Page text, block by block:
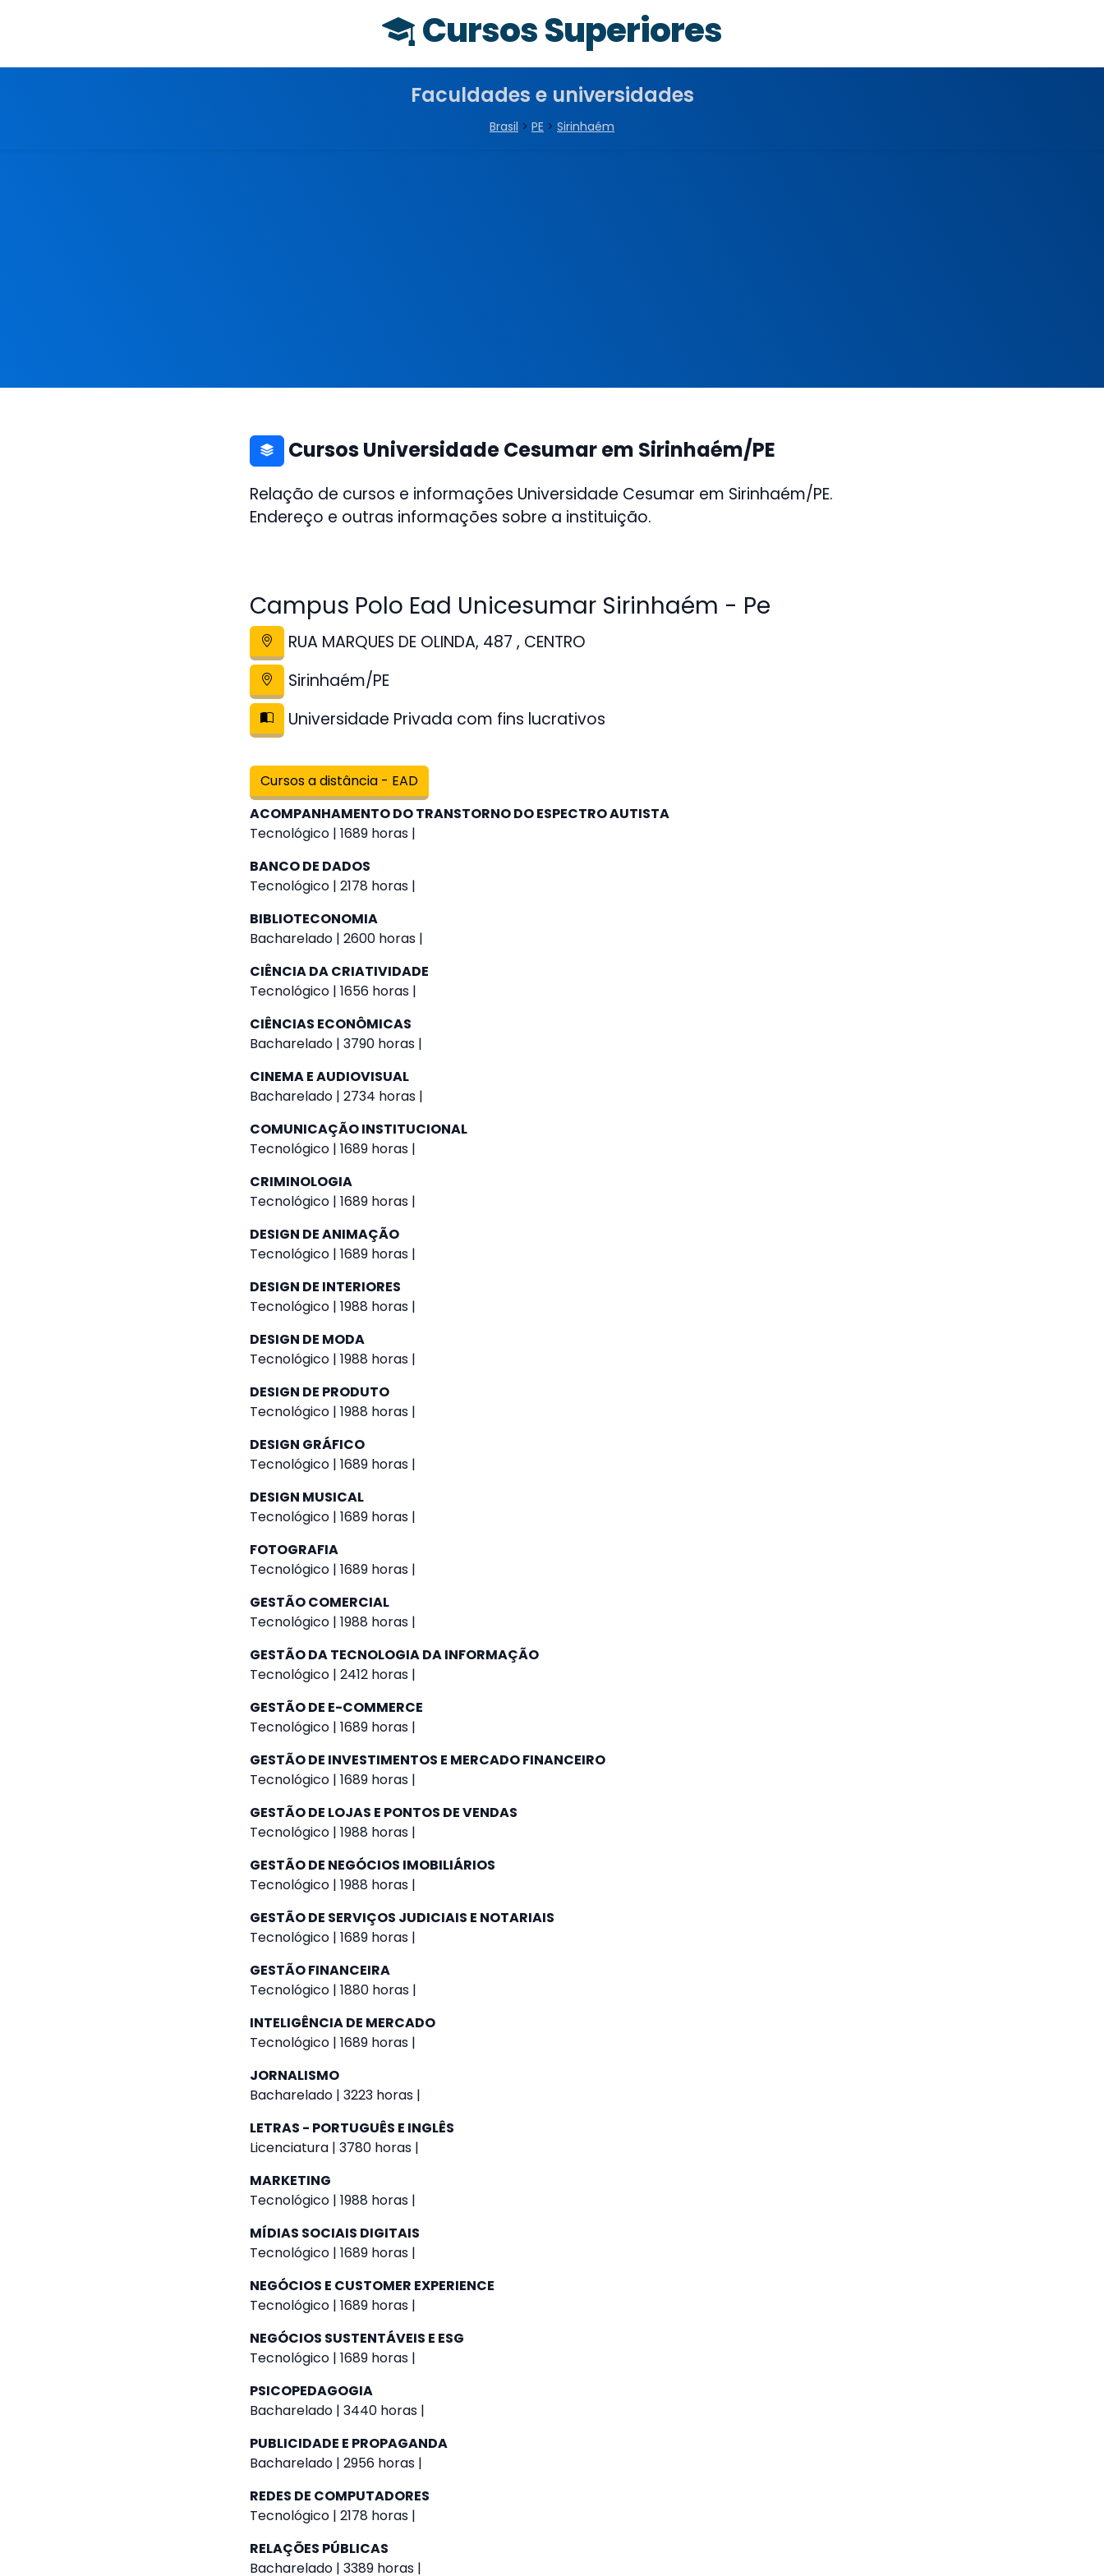
Cursos Superiores
Faculdades e universidades
Brasil > PE > Sirinhaém
Cursos Universidade Cesumar em Sirinhaém/PE
Relação de cursos e informações Universidade Cesumar em Sirinhaém/PE.
Endereço e outras informações sobre a instituição.
Campus Polo Ead Unicesumar Sirinhaém - Pe
RUA MARQUES DE OLINDA, 487 , CENTRO
Sirinhaém/PE
Universidade Privada com fins lucrativos
Cursos a distância - EAD
ACOMPANHAMENTO DO TRANSTORNO DO ESPECTRO AUTISTA
Tecnológico | 1689 horas |
BANCO DE DADOS
Tecnológico | 2178 horas |
BIBLIOTECONOMIA
Bacharelado | 2600 horas |
CIÊNCIA DA CRIATIVIDADE
Tecnológico | 1656 horas |
CIÊNCIAS ECONÔMICAS
Bacharelado | 3790 horas |
CINEMA E AUDIOVISUAL
Bacharelado | 2734 horas |
COMUNICAÇÃO INSTITUCIONAL
Tecnológico | 1689 horas |
CRIMINOLOGIA
Tecnológico | 1689 horas |
DESIGN DE ANIMAÇÃO
Tecnológico | 1689 horas |
DESIGN DE INTERIORES
Tecnológico | 1988 horas |
DESIGN DE MODA
Tecnológico | 1988 horas |
DESIGN DE PRODUTO
Tecnológico | 1988 horas |
DESIGN GRÁFICO
Tecnológico | 1689 horas |
DESIGN MUSICAL
Tecnológico | 1689 horas |
FOTOGRAFIA
Tecnológico | 1689 horas |
GESTÃO COMERCIAL
Tecnológico | 1988 horas |
GESTÃO DA TECNOLOGIA DA INFORMAÇÃO
Tecnológico | 2412 horas |
GESTÃO DE E-COMMERCE
Tecnológico | 1689 horas |
GESTÃO DE INVESTIMENTOS E MERCADO FINANCEIRO
Tecnológico | 1689 horas |
GESTÃO DE LOJAS E PONTOS DE VENDAS
Tecnológico | 1988 horas |
GESTÃO DE NEGÓCIOS IMOBILIÁRIOS
Tecnológico | 1988 horas |
GESTÃO DE SERVIÇOS JUDICIAIS E NOTARIAIS
Tecnológico | 1689 horas |
GESTÃO FINANCEIRA
Tecnológico | 1880 horas |
INTELIGÊNCIA DE MERCADO
Tecnológico | 1689 horas |
JORNALISMO
Bacharelado | 3223 horas |
LETRAS - PORTUGUÊS E INGLÊS
Licenciatura | 3780 horas |
MARKETING
Tecnológico | 1988 horas |
MÍDIAS SOCIAIS DIGITAIS
Tecnológico | 1689 horas |
NEGÓCIOS E CUSTOMER EXPERIENCE
Tecnológico | 1689 horas |
NEGÓCIOS SUSTENTÁVEIS E ESG
Tecnológico | 1689 horas |
PSICOPEDAGOGIA
Bacharelado | 3440 horas |
PUBLICIDADE E PROPAGANDA
Bacharelado | 2956 horas |
REDES DE COMPUTADORES
Tecnológico | 2178 horas |
RELAÇÕES PÚBLICAS
Bacharelado | 3389 horas |